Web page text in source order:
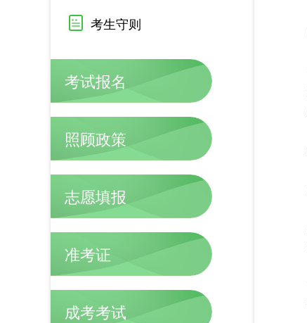
考生守则
考试报名
照顾政策
志愿填报
准考证
成考考试